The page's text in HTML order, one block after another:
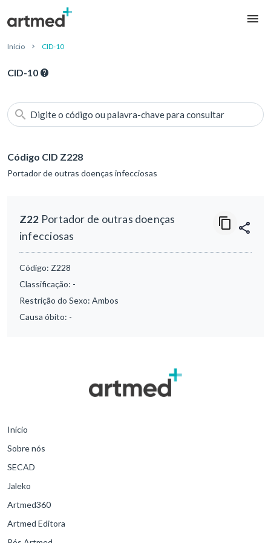
Início CID-10
CID-10
Digite o código ou palavra-chave para consultar
Código CID Z228
Portador de outras doenças infecciosas
Z22 Portador de outras doenças
infecciosas
Código: Z228
Classificação: -
Restrição do Sexo: Ambos
Causa óbito: -
Início
Sobre nós
SECAD
Jaleko
Artmed360
Artmed Editora